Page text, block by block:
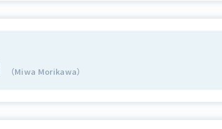
（Miwa Morikawa）